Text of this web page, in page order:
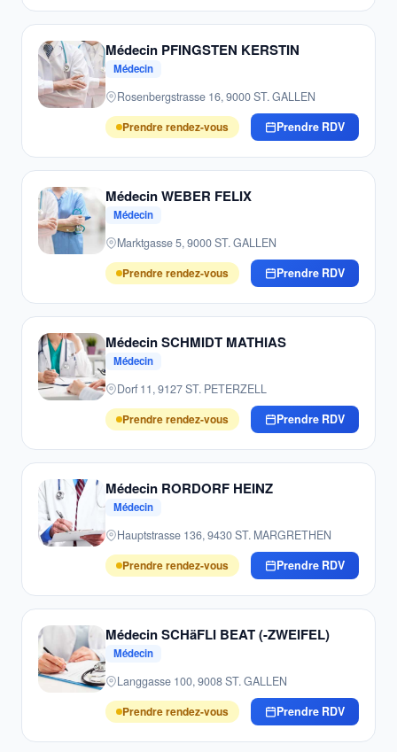
Médecin PFINGSTEN KERSTIN
Médecin
Rosenbergstrasse 16, 9000 ST. GALLEN
Prendre rendez-vous
Prendre RDV
Médecin WEBER FELIX
Médecin
Marktgasse 5, 9000 ST. GALLEN
Prendre rendez-vous
Prendre RDV
Médecin SCHMIDT MATHIAS
Médecin
Dorf 11, 9127 ST. PETERZELL
Prendre rendez-vous
Prendre RDV
Médecin RORDORF HEINZ
Médecin
Hauptstrasse 136, 9430 ST. MARGRETHEN
Prendre rendez-vous
Prendre RDV
Médecin SCHäFLI BEAT (-ZWEIFEL)
Médecin
Langgasse 100, 9008 ST. GALLEN
Prendre rendez-vous
Prendre RDV